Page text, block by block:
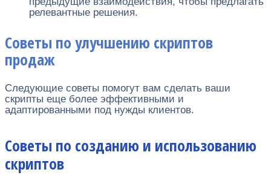
релевантные решения.
Советы по улучшению скриптов
продаж
Следующие советы помогут вам сделать ваши
скрипты еще более эффективными и
адаптированными под нужды клиентов.
Советы по созданию и использованию
скриптов